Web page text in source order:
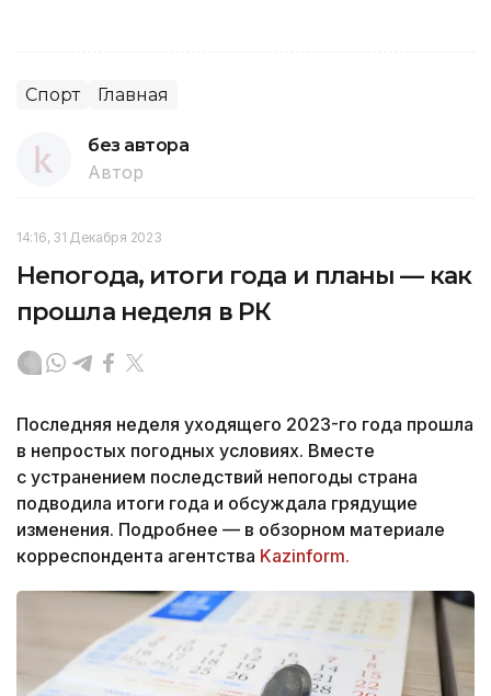
Спорт Главная
без автора
Автор
14:16, 31 Декабря 2023
Непогода, итоги года и планы — как
прошла неделя в РК
Последняя неделя уходящего 2023-го года прошла
в непростых погодных условиях. Вместе
с устранением последствий непогоды страна
подводила итоги года и обсуждала грядущие
изменения. Подробнее — в обзорном материале
корреспондента агентства Kazinform.